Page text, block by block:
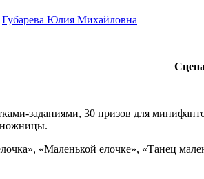
Губарева Юлия Михайловна
заданиями, 30 призов для
«Маленькой елочке», «Танец